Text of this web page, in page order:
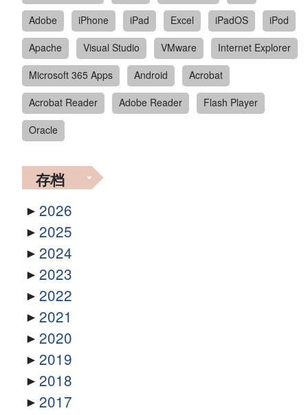
Adobe
iPhone iPad Excel iPadOS
iPod
Apache
Visual Studio VMware
Internet Explorer
Microsoft 365 Apps
Android
Acrobat
Acrobat Reader
Adobe Reader
Flash Player
Oracle
存档
2026
2025
2024
2023
2022
2021
2020
2019
2018
2017